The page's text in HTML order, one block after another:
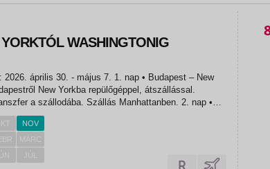
WASHINGTONIG
30. - május 7. 1. nap • Budapest – New
New Yorkba repülőgéppel, átszállással.
a szállodába. Szállás Manhattanben. 2. nap •
– Central Park – Wall StreetEgész napos autóbuszos
NOV
MÁRC
JÚL